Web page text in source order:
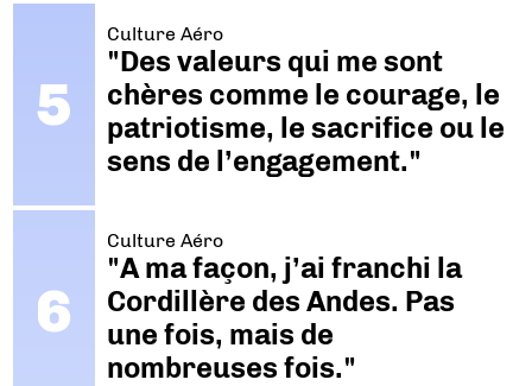
Culture Aéro
"Des valeurs qui me sont
chères comme le courage, le
patriotisme, le sacrifice ou le
sens de l’engagement."
Culture Aéro
"A ma façon, j’ai franchi la
Cordillère des Andes. Pas
une fois, mais de
nombreuses fois."